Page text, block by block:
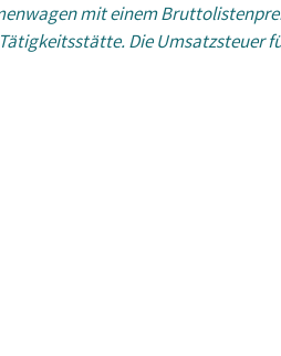
mit einem
Die Umsatzsteuer